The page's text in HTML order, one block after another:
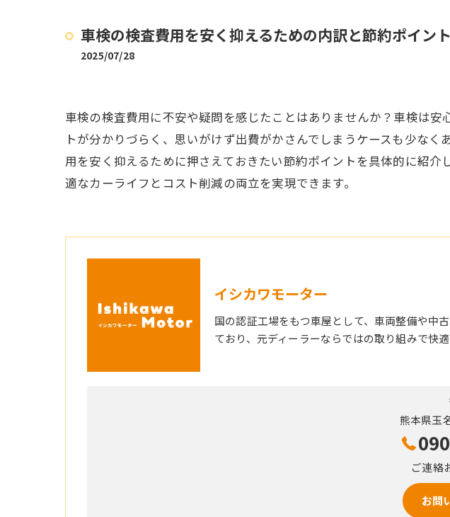
車検の検査費用を安く抑えるための内訳と節約ポイン
2025/07/28
車検の検査費用に不安や疑問を感じたことはありませんか？車検は
トが分かりづらく、思いがけず出費がかさんでしまうケースも少な
用を安く抑えるために押さえておきたい節約ポイントを具体的に紹
適なカーライフとコスト削減の両立を実現できます。
イシカワモーター
国の認証工場をもつ車屋として、車両整備や中
ており、元ディーラーならではの取り組みで快
熊本県玉
ご連絡
お問